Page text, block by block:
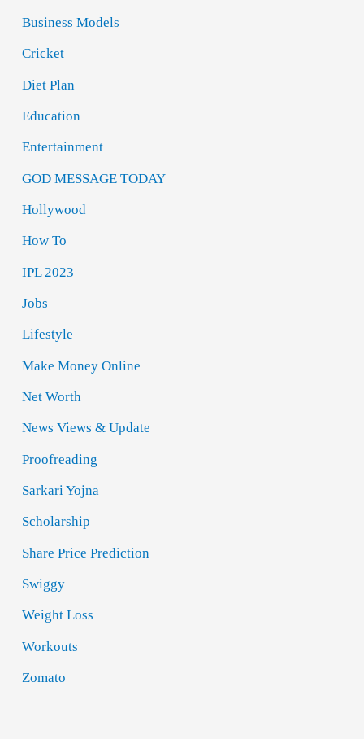
Business Models
Cricket
Diet Plan
Education
Entertainment
GOD MESSAGE TODAY
Hollywood
How To
IPL 2023
Jobs
Lifestyle
Make Money Online
Net Worth
News Views & Update
Proofreading
Sarkari Yojna
Scholarship
Share Price Prediction
Swiggy
Weight Loss
Workouts
Zomato